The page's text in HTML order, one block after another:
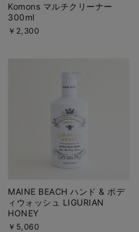
Komons マルチクリーナー
300ml
￥2,300
MAINE BEACH ハンド & ボデ
ィウォッシュ LIGURIAN
HONEY
￥5,060